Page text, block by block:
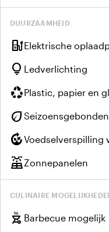
DUURZAAMHEID
ev_chargerElektrische
lightbulb Ledverlichting
recyclingPlastic, papier en
eco
compostVoedselverspilling
solar_powerZonnepanelen
CULINAIRE
outdoor_grill Barbecue mogelijk